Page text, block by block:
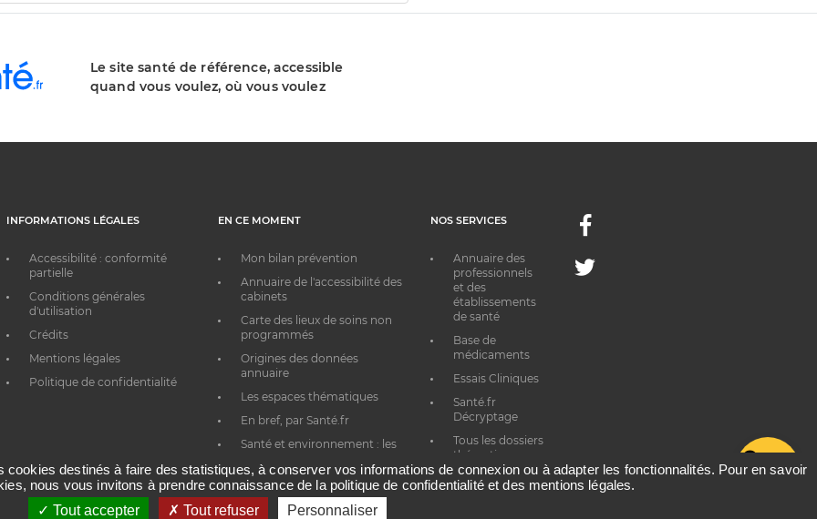
Le site santé de référence, accessible
quand vous voulez, où vous voulez
INFORMATIONS LÉGALES
Accessibilité : conformité
partielle
Conditions générales
d'utilisation
Crédits
Mentions légales
Politique de confidentialité
EN CE MOMENT
Mon bilan prévention
Annuaire de l'accessibilité des
cabinets
Carte des lieux de soins non
programmés
Origines des données
annuaire
Les espaces thématiques
En bref, par Santé.fr
Santé et environnement : les
NOS SERVICES
Annuaire des
professionnels
et des
établissements
de santé
Base de
médicaments
Essais Cliniques
Santé.fr
Décryptage
Tous les dossiers
thématiques
Facebook
Twitter
cookies destinés à faire des statistiques, à conserver vos informations de connexion ou à adapter les fonctionnalités. Pour en savoir
nous vous invitons à prendre connaissance de la politique de confidentialité et des mentions légales.
Tout accepter
Tout refuser Personnaliser